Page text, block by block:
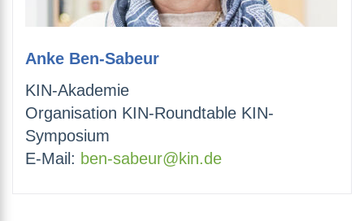
Anke Ben-Sabeur
KIN-Akademie
Organisation KIN-Roundtable KIN-
Symposium
E-Mail: ben-sabeur@kin.de